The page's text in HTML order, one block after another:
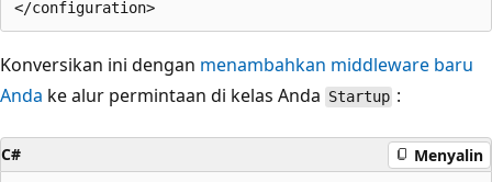
Konversikan ini dengan menambahkan middleware baru
Anda ke alur permintaan di kelas Anda Startup :
C# Menyalin